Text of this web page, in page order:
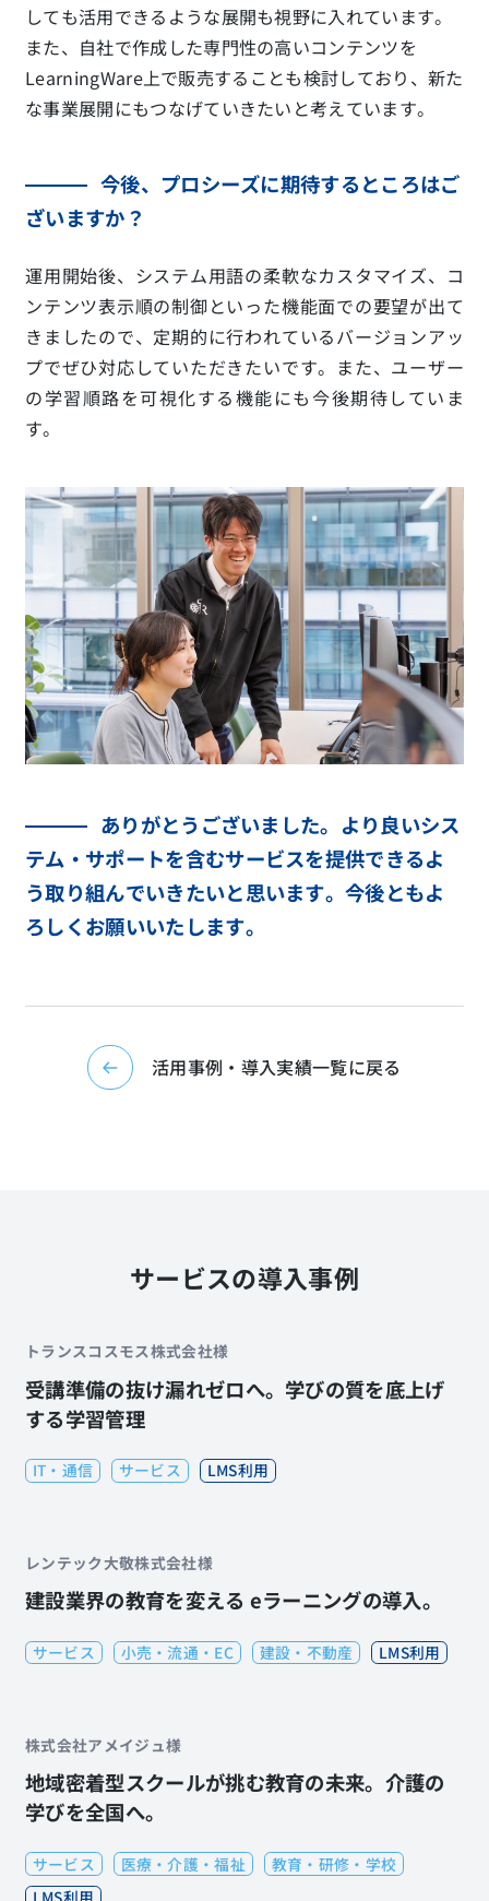
しても活用できるような展開も視野に入れています。
また、自社で作成した専門性の高いコンテンツを
LearningWare上で販売することも検討しており、新た
な事業展開にもつなげていきたいと考えています。
今後、プロシーズに期待するところはご
ざいますか？
運用開始後、システム用語の柔軟なカスタマイズ、コ
ンテンツ表示順の制御といった機能面での要望が出て
きましたので、定期的に行われているバージョンアッ
プでぜひ対応していただきたいです。また、ユーザー
の学習順路を可視化する機能にも今後期待していま
す。
ありがとうございました。より良いシス
テム・サポートを含むサービスを提供できるよ
う取り組んでいきたいと思います。今後ともよ
ろしくお願いいたします。
活用事例・導入実績一覧に戻る
サービスの導入事例
トランスコスモス株式会社様
受講準備の抜け漏れゼロへ。学びの質を底上げ
する学習管理
IT・通信 サービス LMS利用
レンテック大敬株式会社様
建設業界の教育を変える eラーニングの導入。
サービス 小売・流通・EC 建設・不動産 LMS利用
株式会社アメイジュ様
地域密着型スクールが挑む教育の未来。介護の
学びを全国へ。
サービス 医療・介護・福祉
教育・研修・学校
LMS利用